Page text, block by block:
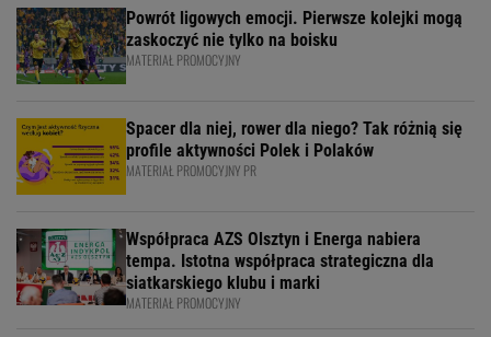
Powrót ligowych emocji. Pierwsze kolejki mogą
zaskoczyć nie tylko na boisku
MATERIAŁ PROMOCYJNY
Spacer dla niej, rower dla niego? Tak różnią się
profile aktywności Polek i Polaków
MATERIAŁ PROMOCYJNY PR
Współpraca AZS Olsztyn i Energa nabiera
tempa. Istotna współpraca strategiczna dla
siatkarskiego klubu i marki
MATERIAŁ PROMOCYJNY